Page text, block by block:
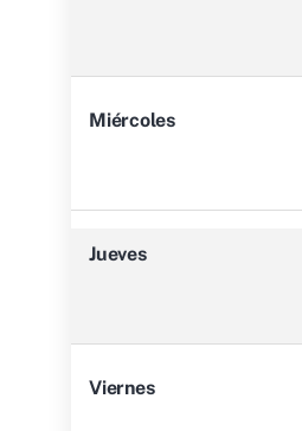
Miércoles
Jueves
Viernes